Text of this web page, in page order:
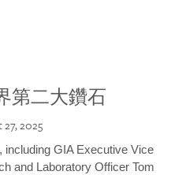
第二大鑽石
2025
GIA Executive Vice
and Laboratory Officer Tom